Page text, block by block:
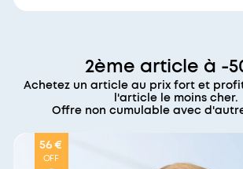
2ème article à -
Achetez un article au prix fort et
l'article le moins cher.
Offre non cumulable avec
56 €
OFF